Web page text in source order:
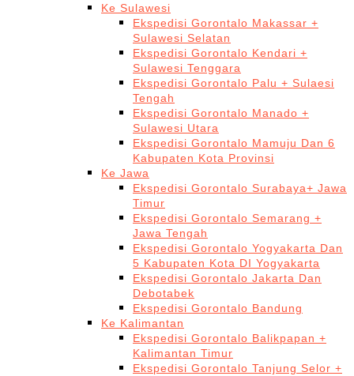
Ke Sulawesi
Ekspedisi Gorontalo Makassar +
Sulawesi Selatan
Ekspedisi Gorontalo Kendari +
Sulawesi Tenggara
Ekspedisi Gorontalo Palu + Sulaesi
Tengah
Ekspedisi Gorontalo Manado +
Sulawesi Utara
Ekspedisi Gorontalo Mamuju Dan 6
Kabupaten Kota Provinsi
Ke Jawa
Ekspedisi Gorontalo Surabaya+ Jawa
Timur
Ekspedisi Gorontalo Semarang +
Jawa Tengah
Ekspedisi Gorontalo Yogyakarta Dan
5 Kabupaten Kota DI Yogyakarta
Ekspedisi Gorontalo Jakarta Dan
Debotabek
Ekspedisi Gorontalo Bandung
Ke Kalimantan
Ekspedisi Gorontalo Balikpapan +
Kalimantan Timur
Ekspedisi Gorontalo Tanjung Selor +